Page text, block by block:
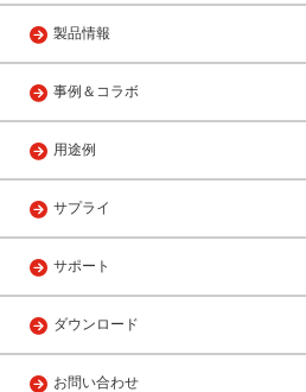
製品情報
事例＆コラボ
用途例
サプライ
サポート
ダウンロード
お問い合わせ